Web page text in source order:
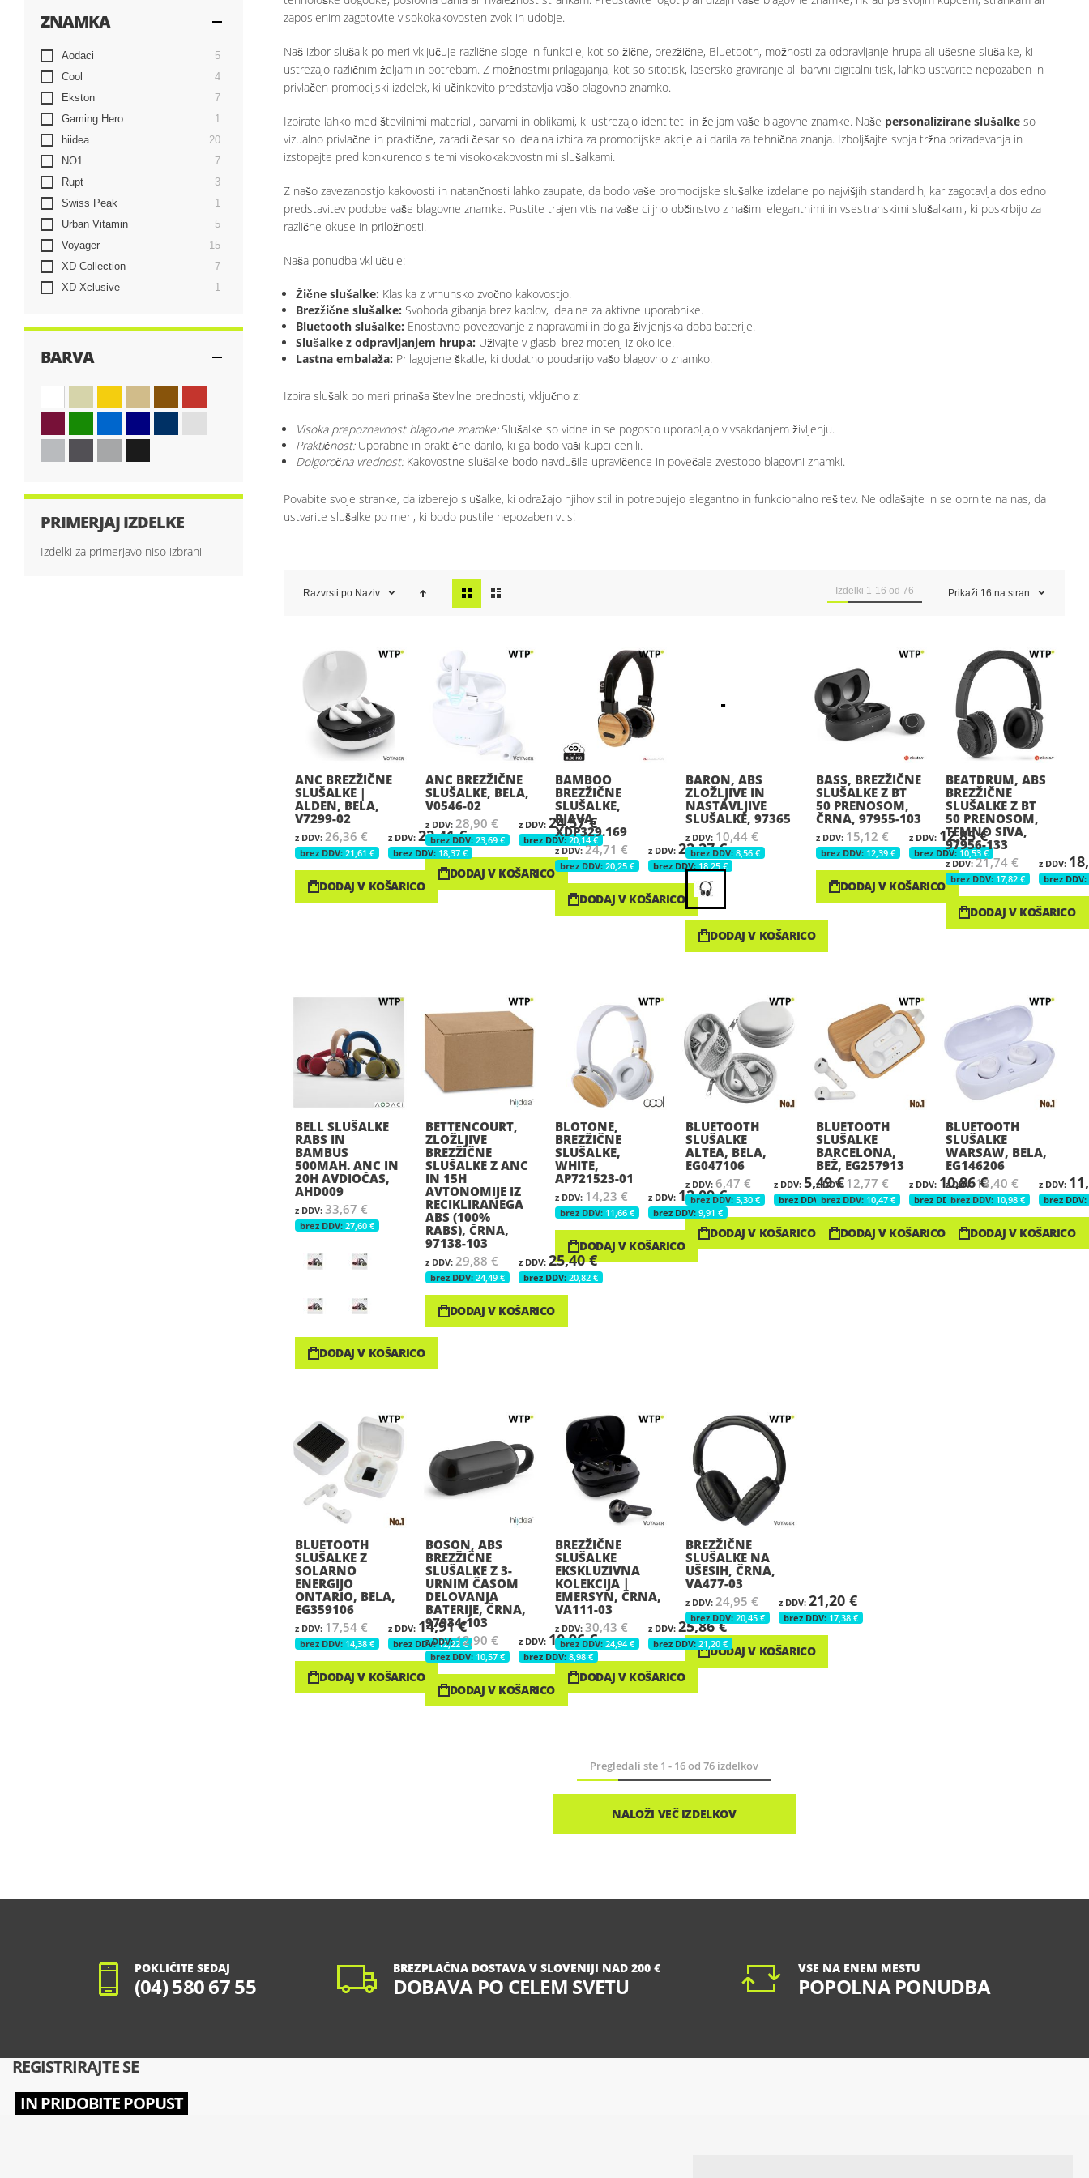
zaposlenim zagotovite visokokakovosten zvok in udobje.
Naš izbor slušalk po meri vključuje različne sloge in funkcije, kot so žične, brezžične, Bluetooth, možnosti za odpravljanje hrupa ali ušesne slušalke, ki
ustrezajo različnim željam in potrebam. Z možnostmi prilagajanja, kot so sitotisk, lasersko graviranje ali barvni digitalni tisk, lahko ustvarite nepozaben in
privlačen promocijski izdelek, ki učinkovito predstavlja vašo blagovno znamko.
Izbirate lahko med številnimi materiali, barvami in oblikami, ki ustrezajo identiteti in željam vaše blagovne znamke. Naše personalizirane slušalke so
vizualno privlačne in praktične, zaradi česar so idealna izbira za promocijske akcije ali darila za tehnična znanja. Izboljšajte svoja tržna prizadevanja in
izstopajte pred konkurenco s temi visokokakovostnimi slušalkami.
Z našo zavezanostjo kakovosti in natančnosti lahko zaupate, da bodo vaše promocijske slušalke izdelane po najvišjih standardih, kar zagotavlja dosledno
predstavitev podobe vaše blagovne znamke. Pustite trajen vtis na vaše ciljno občinstvo z našimi elegantnimi in vsestranskimi slušalkami, ki poskrbijo za
različne okuse in priložnosti.
Naša ponudba vključuje:
Žične slušalke: Klasika z vrhunsko zvočno kakovostjo.
Brezžične slušalke: Svoboda gibanja brez kablov, idealne za aktivne uporabnike.
Bluetooth slušalke: Enostavno povezovanje z napravami in dolga življenjska doba baterije.
Slušalke z odpravljanjem hrupa: Uživajte v glasbi brez motenj iz okolice.
Lastna embalaža: Prilagojene škatle, ki dodatno poudarijo vašo blagovno znamko.
Izbira slušalk po meri prinaša številne prednosti, vključno z:
Visoka prepoznavnost blagovne znamke:Slušalke so vidne in se pogosto uporabljajo v vsakdanjem življenju.
Praktičnost:Uporabne in praktične darilo, ki ga bodo vaši kupci cenili.
Dolgoročna vrednost:Kakovostne slušalke bodo navdušile upravičence in povečale zvestobo blagovni znamki.
Povabite svoje stranke, da izberejo slušalke, ki odražajo njihov stil in potrebujejo elegantno in funkcionalno rešitev. Ne odlašajte in se obrnite na nas, da
ustvarite slušalke po meri, ki bodo pustile nepozaben vtis!
Razvrsti po Naziv
kot
Izdelki 1 -16 od 76 Prikaži 16 na stran
ANC BREZŽIČNE
SLUŠALKE |
ALDEN, BELA,
V7299-02
26,36 €
21,61 €
22,41 €
18,37 €
DODAJ V KOŠARICO
ANC BREZŽIČNE
SLUŠALKE, BELA,
V0546-02
28,90 €
23,69 €
24,57 €
20,14 €
DODAJ V KOŠARICO
BAMBOO
BREZŽIČNE
SLUŠALKE,
RJAVA,
XDP329.169
24,71 €
20,25 €
22,27 €
18,25 €
DODAJ V KOŠARICO
BARON, ABS
ZLOŽLJIVE IN
NASTAVLJIVE
SLUŠALKE, 97365
10,44 €
8,56 €
DODAJ V KOŠARICO
BASS, BREZŽIČNE
SLUŠALKE Z BT
50 PRENOSOM,
ČRNA, 97955-103
15,12 €
12,39 €
12,85 €
10,53 €
DODAJ V KOŠARICO
BEATDRUM, ABS
BREZŽIČNE
SLUŠALKE Z BT
50 PRENOSOM,
TEMNO SIVA,
97956-133
21,74 €
17,82 €
DODAJ V KOŠARICO
BELL SLUŠALKE
RABS IN
BAMBUS
500MAH. ANC IN
20H AVDIOČAS,
AHD009
33,67 €
27,60 €
DODAJ V KOŠARICO
BETTENCOURT,
ZLOŽLJIVE
BREZŽIČNE
SLUŠALKE Z ANC
IN 15H
AVTONOMIJE IZ
RECIKLIRANEGA
ABS (100%
RABS), ČRNA,
97138-103
29,88 €
24,49 €
25,40 €
20,82 €
DODAJ V KOŠARICO
BLOTONE,
BREZŽIČNE
SLUŠALKE,
WHITE,
AP721523-01
14,23 €
11,66 €
12,09 €
9,91 €
DODAJ V KOŠARICO
BLUETOOTH
SLUŠALKE
ALTEA, BELA,
EG047106
6,47 €
5,30 €
5,49 €
4,50 €
DODAJ V KOŠARICO
BLUETOOTH
SLUŠALKE
BARCELONA,
BEŽ, EG257913
12,77 €
10,47 €
10,86 €
8,90 €
DODAJ V KOŠARICO
BLUETOOTH
SLUŠALKE
WARSAW, BELA,
EG146206
13,40 €
10,98 €
DODAJ V KOŠARICO
BLUETOOTH
SLUŠALKE Z
SOLARNO
ENERGIJO
ONTARIO, BELA,
EG359106
17,54 €
14,38 €
14,91 €
12,22 €
DODAJ V KOŠARICO
BOSON, ABS
BREZŽIČNE
SLUŠALKE Z 3-
URNIM ČASOM
DELOVANJA
BATERIJE, ČRNA,
97934-103
12,90 €
10,57 €
10,96 €
8,98 €
DODAJ V KOŠARICO
BREZŽIČNE
SLUŠALKE
EKSKLUZIVNA
KOLEKCIJA |
EMERSYN, ČRNA,
VA111-03
30,43 €
24,94 €
25,86 €
21,20 €
DODAJ V KOŠARICO
BREZŽIČNE
SLUŠALKE NA
UŠESIH, ČRNA,
VA477-03
24,95 €
20,45 €
21,20 €
17,38 €
DODAJ V KOŠARICO
Pregledali ste 1 - 16od 76 izdelkov
NALOŽI VEČ IZDELKOV
ZNAMKA
Aodaci 5elementi
Cool
4elementi
Ekston
7elementi
Gaming Hero
1
hiidea
20elementi
NO1
7elementi
Rupt
3elementi
Swiss Peak
1
Urban Vitamin
5elementi
Voyager
15elementi
XD Collection
7elementi
XD Xclusive
1
BARVA
PRIMERJAJ IZDELKE
Izdelki za primerjavo niso izbrani
POKLIČITE SEDAJ
(04) 580 67 55
BREZPLAČNA DOSTAVA V SLOVENIJI NAD 200 €
DOBAVA PO CELEM SVETU
VSE NA ENEM MESTU
POPOLNA PONUDBA
REGISTRIRAJTE SE
IN PRIDOBITE POPUST